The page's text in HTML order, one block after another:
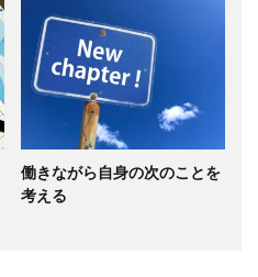
働きながら自身の次のことを
考える